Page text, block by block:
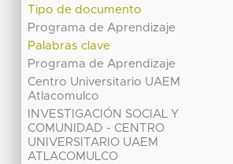
Tipo de documento
Programa de Aprendizaje
Palabras clave
Programa de Aprendizaje
Centro Universitario UAEM
Atlacomulco
INVESTIGACIÓN SOCIAL Y
COMUNIDAD - CENTRO
UNIVERSITARIO UAEM
ATLACOMULCO